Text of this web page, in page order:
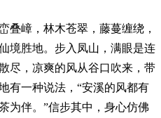
叠嶂，林木苍翠，藤蔓缠绕，
境胜地。步入凤山，满眼是连
尽，凉爽的风从谷口吹来，带
有一种说法，“安溪的风都有
为伴。”信步其中，身心仿佛